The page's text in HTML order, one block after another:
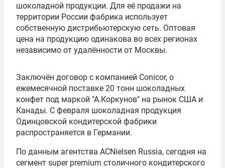
шоколадной продукции. Для её продажи на
территории России фабрика использует
собственную дистрибьютерскую сеть. Оптовая
цена на продукцию одинакова во всех регионах
независимо от удалённости от Москвы.
Заключён договор с компанией Conicor, о
ежемесячной поставке 20 тонн шоколадных
конфет под маркой "А.Коркунов" на рынок США и
Канады. С февраля шоколадная продукция
Одинцовской кондитерской фабрики
распространяется в Германии.
По данным агентства ACNielsen Russia, cегодня на
сегмент super premium столичного кондитерского